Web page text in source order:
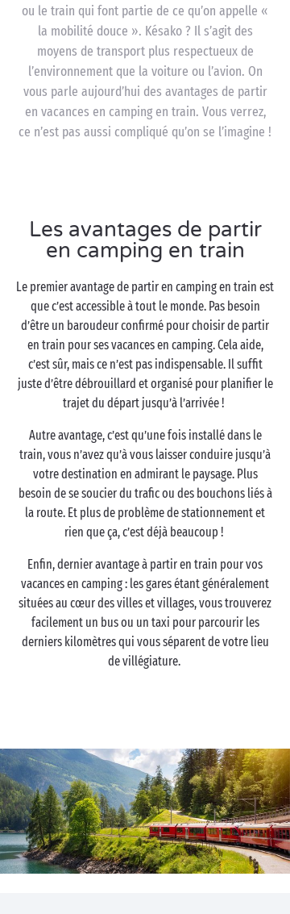
ou le train qui font partie de ce qu’on appelle «
la mobilité douce ». Késako ? Il s’agit des
moyens de transport plus respectueux de
l’environnement que la voiture ou l’avion. On
vous parle aujourd’hui des avantages de partir
en vacances en camping en train. Vous verrez,
ce n’est pas aussi compliqué qu’on se l’imagine !
Les avantages de partir
en camping en train
Le premier avantage de partir en camping en train est
que c’est accessible à tout le monde. Pas besoin
d’être un baroudeur confirmé pour choisir de partir
en train pour ses vacances en camping. Cela aide,
c’est sûr, mais ce n’est pas indispensable. Il suffit
juste d’être débrouillard et organisé pour planifier le
trajet du départ jusqu’à l’arrivée !
Autre avantage, c’est qu’une fois installé dans le
train, vous n’avez qu’à vous laisser conduire jusqu’à
votre destination en admirant le paysage. Plus
besoin de se soucier du trafic ou des bouchons liés à
la route. Et plus de problème de stationnement et
rien que ça, c’est déjà beaucoup !
Enfin, dernier avantage à partir en train pour vos
vacances en camping : les gares étant généralement
situées au cœur des villes et villages, vous trouverez
facilement un bus ou un taxi pour parcourir les
derniers kilomètres qui vous séparent de votre lieu
de villégiature.